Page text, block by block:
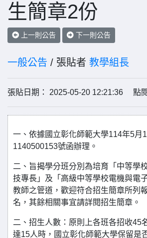
生簡章2份
上一則公告 下一則公告
一般公告 / 張貼者 教學組長
張貼日期： 2025-05-20 12:21:36 點閱
一、依據國立彰化師範大學114年5月
1140500153號函辦理。
二、旨揭學分班分別為培育「中等學
技專長」及「高級中等學校電機與電
教師之管道，歡迎符合招生簡章所列
名，其餘相關事宜請詳閱招生簡章。
二、招生人數：原則上各班各招收45
達15人時，國立彰化師範大學保留是